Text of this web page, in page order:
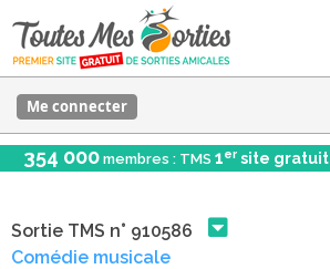
Me connecter
354 000 membres : TMS 1er site gratuit
Sortie TMS n° 910586
Comédie musicale